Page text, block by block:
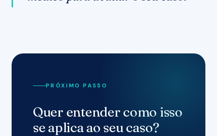
PRÓXIMO PASSO
Quer entender como isso
se aplica ao seu caso?